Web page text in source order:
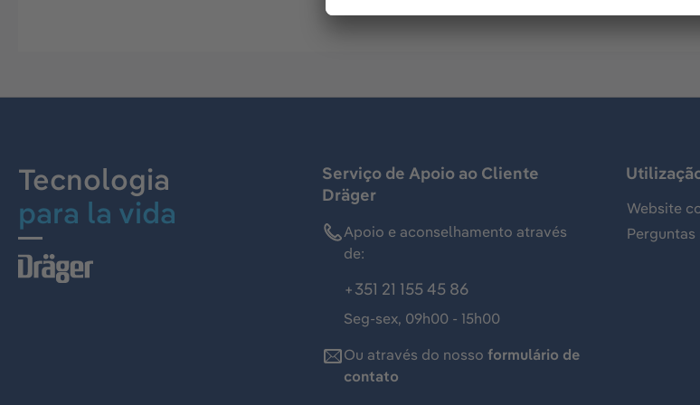
Tecnologia
para la vida
Serviço de Apoio ao Cliente
Dräger
Apoio e aconselhamento através
de:
+351 21 155 45 86
Seg-sex, 09h00 - 15h00
Ou através do nosso formulário de
contato
Website